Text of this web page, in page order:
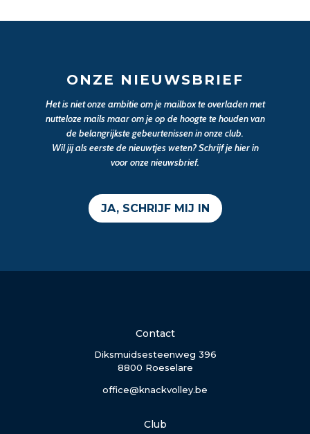
ONZE NIEUWSBRIEF
Het is niet onze ambitie om je mailbox te overladen met
nutteloze mails maar om je op de hoogte te houden van
de belangrijkste gebeurtenissen in onze club.
Wil jij als eerste de nieuwtjes weten? Schrijf je hier in
voor onze nieuwsbrief.
JA, SCHRIJF MIJ IN
Contact
Diksmuidsesteenweg 396
8800 Roeselare
office@knackvolley.be
Club